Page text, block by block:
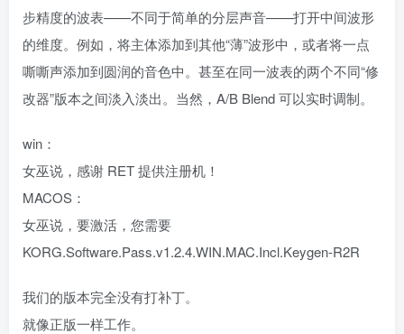
步精度的波表——不同于简单的分层声音——打开中间波形
的维度。例如，将主体添加到其他“薄”波形中，或者将一点
嘶嘶声添加到圆润的音色中。甚至在同一波表的两个不同“修
改器”版本之间淡入淡出。当然，A/B Blend 可以实时调制。
win：
女巫说，感谢 RET 提供注册机！
MACOS：
女巫说，要激活，您需要
KORG.Software.Pass.v1.2.4.WIN.MAC.Incl.Keygen-R2R
我们的版本完全没有打补丁。
就像正版一样工作。